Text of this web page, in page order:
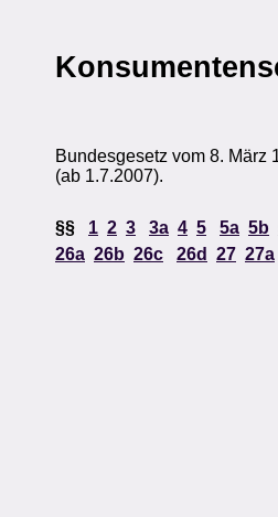
Bundesgesetz vom 8. März
(ab 1.7.2007).
§§ 1 2 3 3a 4 5 5a 5b
26a 26b 26c 26d 27 27a